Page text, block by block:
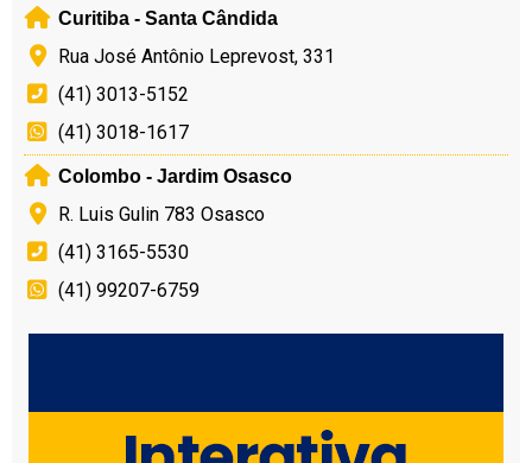
Curitiba - Santa Cândida
Rua José Antônio Leprevost, 331
(41) 3013-5152
(41) 3018-1617
Colombo - Jardim Osasco
R. Luis Gulin 783 Osasco
(41) 3165-5530
(41) 99207-6759